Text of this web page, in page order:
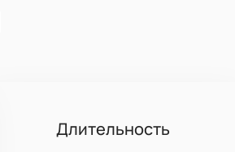
Длительность